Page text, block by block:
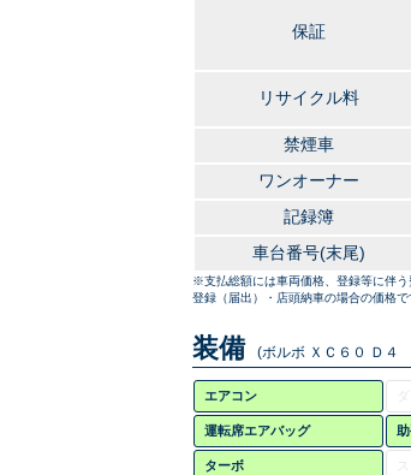
保証
リサイクル料
禁煙車
ワンオーナー
記録簿
車台番号(末尾)
※支払総額には車両価格、登録等に伴
登録（届出）・店頭納車の場合の価格
装備 (ボルボ ＸＣ６０ Ｄ４
エアコン
運転席エアバッグ
ターボ